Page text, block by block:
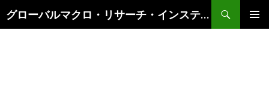
グローバルマクロ・リサーチ・インスティテュート
索